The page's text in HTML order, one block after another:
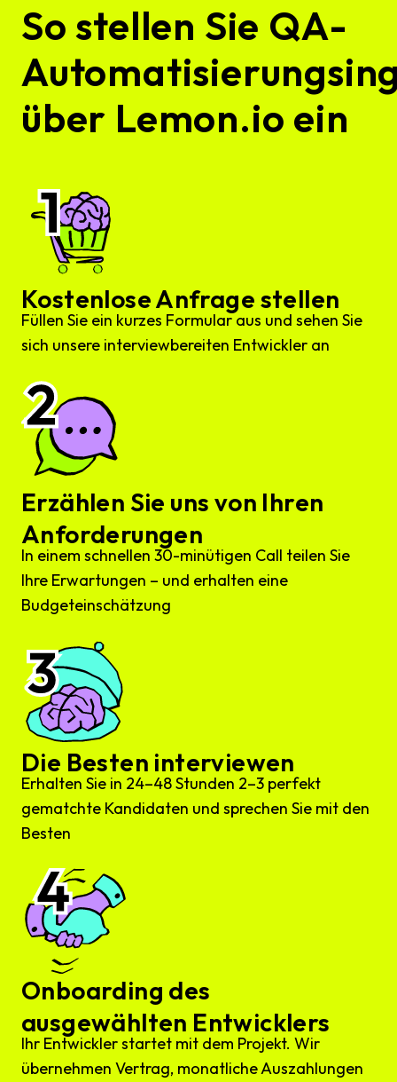
So stellen Sie QA-
über Lemon.io ein
Kostenlose Anfrage stellen
Füllen Sie ein kurzes Formular aus und sehen Sie
sich unsere interviewbereiten Entwickler an
Erzählen Sie uns von Ihren
Anforderungen
In einem schnellen 30-minütigen Call teilen Sie
Ihre Erwartungen – und erhalten eine
Budgeteinschätzung
Die Besten interviewen
Erhalten Sie in 24–48 Stunden 2–3 perfekt
gematchte Kandidaten und sprechen Sie mit den
Besten
Onboarding des
ausgewählten Entwicklers
Ihr Entwickler startet mit dem Projekt. Wir
übernehmen Vertrag, monatliche Auszahlungen